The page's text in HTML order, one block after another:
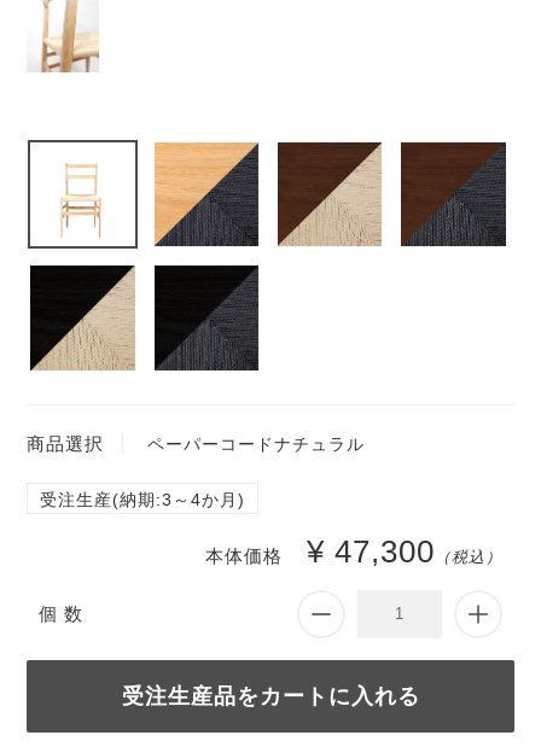
商品選択 ペーパーコードナチュラル
受注生産(納期:3～4か月)
個 数
本体価格 ¥ 47,300 （税込）